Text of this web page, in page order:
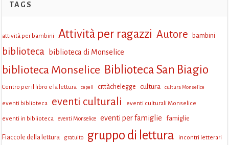
TAGS
attività per bambini Attività per ragazzi Autore bambini
biblioteca biblioteca di Monselice
biblioteca Monselice Biblioteca San Biagio
Centro per il libro e la lettura cepell cittàchelegge cultura cultura Monselice
eventi biblioteca eventi culturali eventi culturali Monselice
eventi in biblioteca eventi Monselice eventi per famiglie famiglie
Fiaccole della lettura gratuito gruppo di lettura incontri letterari